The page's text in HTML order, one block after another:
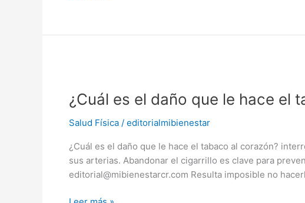
¿Cuál es el daño que le hace el
Salud Física / editorialmibienestar
¿Cuál es el daño que le hace el tabaco al corazón?
sus arterias. Abandonar el cigarrillo es clave para
editorial@mibienestarcr.com Resulta imposible no
el
daño
que
hace
el
tabaco